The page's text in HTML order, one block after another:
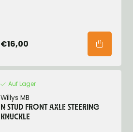
€16,00
Auf Lager
Willys MB
N STUD FRONT AXLE STEERING
KNUCKLE